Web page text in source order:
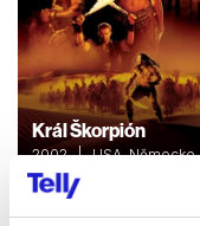
Král Škorpión
2002 | USA, Německo,
Belgie | 92 min
Dokumenty / Historický